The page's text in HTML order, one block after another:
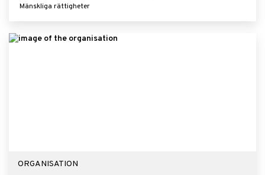
Mänskliga rättigheter
ORGANISATION